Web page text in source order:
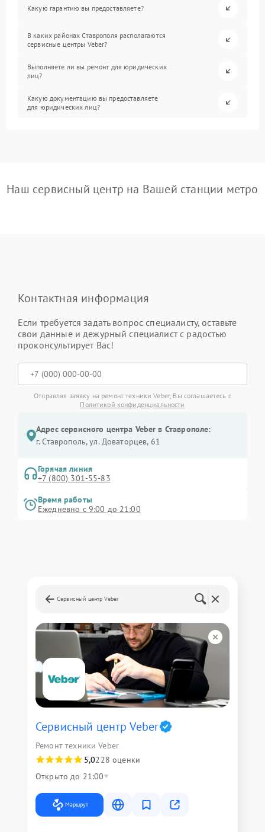
Какую гарантию вы предоставляете?
В каких районах Ставрополя располагаются
сервисные центры Veber?
Выполняете ли вы ремонт для юридических
лиц?
Какую документацию вы предоставляете
для юридических лиц?
Наш сервисный центр на Вашей станции метро
Контактная информация
Если требуется задать вопрос специалисту, оставьте
свои данные и дежурный специалист с радостью
проконсультирует Вас!
Отправляя заявку на ремонт техники Veber, Вы соглашаетесь с
Политикой конфиденциальности
Адрес сервисного центра Veber в Ставрополе:
г. Ставрополь, ул. Доваторцев, 61
Горячая линия
+7 (800) 301-55-83
Время работы
Ежедневно с 9:00 до 21:00
Сервисный центр Veber
Сервисный центр Veber
Ремонт техники Veber
5,0228 оценки
Открыто до 21:00
Маршрут